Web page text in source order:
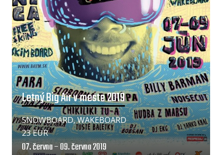
Letný Big Air v meste 2019
07. června – 09. června 2019
23 EUR
SNOWBOARD, WAKEBOARD